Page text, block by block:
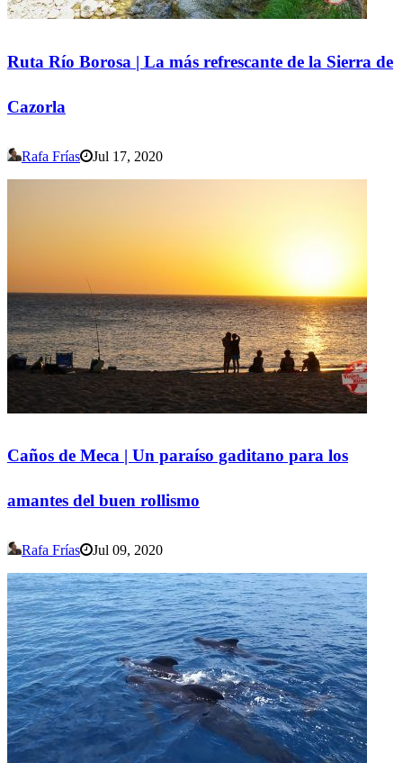
Ruta Río Borosa | La más refrescante de la Sierra de
Cazorla
Rafa Frías Jul 17, 2020
Caños de Meca | Un paraíso gaditano para los
amantes del buen rollismo
Rafa Frías Jul 09, 2020